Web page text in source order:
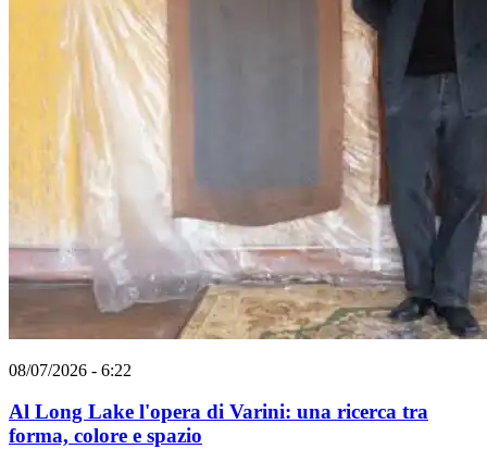
08/07/2026 - 6:22
Al Long Lake l'opera di Varini: una ricerca tra
forma, colore e spazio